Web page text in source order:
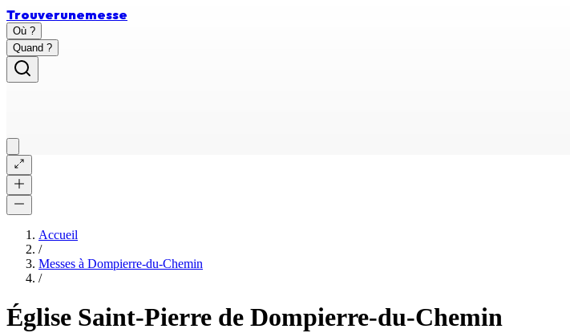
Trouverunemesse
Où ?
Quand ?
Accueil
/
Messes à Dompierre-du-Chemin
/
Église Saint-Pierre de Dompierre-du-Chemin